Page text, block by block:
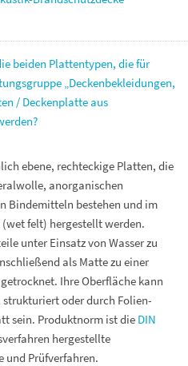
beiden Plattentypen, die für
„Deckenbekleidungen,
/ Deckenplatte aus
ebene, rechteckige Platten, die
anorganischen
Bindemitteln bestehen und im
felt) hergestellt werden.
unter Einsatz von Wasser zu
als Matte zu einer
Ihre Oberfläche kann
oder durch Folien-
sein. Produktnorm ist die DIN
hergestellte
und Prüfverfahren.